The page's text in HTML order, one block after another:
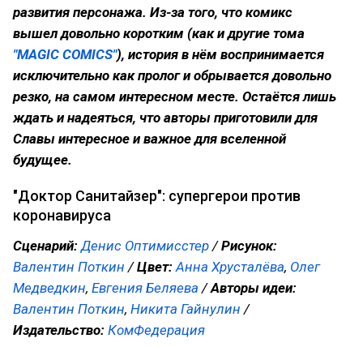
развития персонажа. Из-за того, что комикс
вышел довольно коротким (как и другие тома
"MAGIC COMICS"), история в нём воспринимается
исключительно как пролог и обрывается довольно
резко, на самом интересном месте. Остаётся лишь
ждать и надеяться, что авторы приготовили для
Славы интересное и важное для вселенной
будущее.
"Доктор Санитайзер": супергерои против
коронавируса
Сценарий:Денис Оптимисстер/Рисунок:
Валентин Поткин /Цвет:Анна Хрусталёва, Олег
Медведкин, Евгения Беляева /Авторы идеи:
Валентин Поткин, Никита Гайнулин /
Издательство: КомФедерация